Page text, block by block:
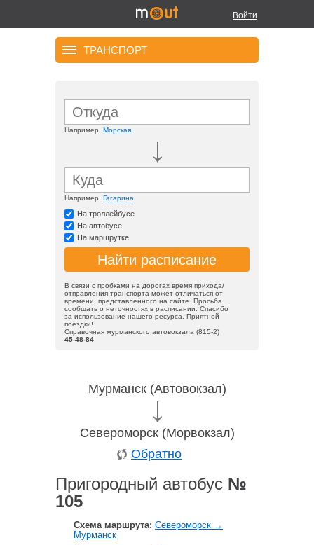
Войти
ТРАНСПОРТ
Например, Морская
Например, Гагарина
На троллейбусе
На автобусе
На маршрутке
В связи с пробками на дорогах время прихода/
отправления транспорта может отличаться от
времени, представленного на сайте. Просьба
сообщать о неточностях в расписании. Спасибо
за использование нашего ресурса. Приятной
поездки!
Справочная мурманского автовокзала (815-2)
45-48-84
Мурманск (Автовокзал)
Североморск (Морвокзал)
Обратно
Пригородный автобус №
105
Схема маршрута: Североморск →
Мурманск